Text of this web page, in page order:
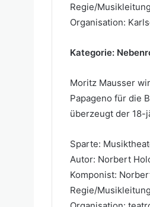
Regie/
Organisation:
Kategorie:
Moritz Mausser
Papageno für die
überzeugt der 18-
Sparte:
Autor: Norbert
Komponist:
Regie/